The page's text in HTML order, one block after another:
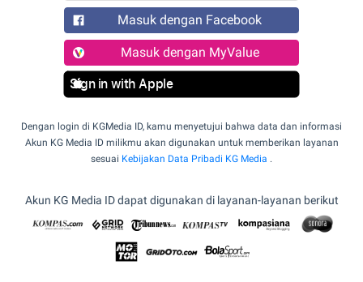
Masuk dengan Facebook
Masuk dengan MyValue
Sign in with Apple
Dengan login di KGMedia ID, kamu menyetujui bahwa data dan informasi
Akun KG Media ID milikmu akan digunakan untuk memberikan layanan
sesuai Kebijakan Data Pribadi KG Media .
Akun KG Media ID dapat digunakan di layanan-layanan berikut